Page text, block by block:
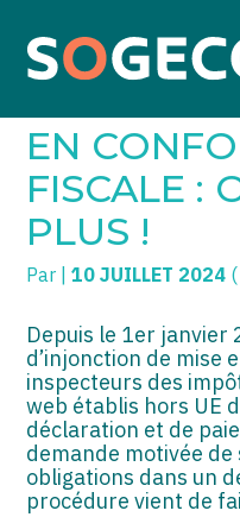
Aller
SOGECC – Coignières
SOGECC – Noisy
SOGECC – République
SOGECC – Turbigo
TPE/PME
COMMERÇANTS
GROUPE
SCI / LMNP
PROFESSIONS
HOLDING
PARTICULIERS
EXPATRIÉ NON
IMPATRIÉ / EXPATRIÉ
Créer et reprendre une
Gérer votre quotidien
Piloter votre entreprise
Développer votre
Construire votre
Être prêt pour la
électronique
EN
FISCALE :
PLUS !
Par |10 JUILLET 2024
Depuis le 1er janvier
d’injonction de mise
inspecteurs des
web établis hors UE
déclaration et de
demande motivée
obligations dans un
procédure vient de